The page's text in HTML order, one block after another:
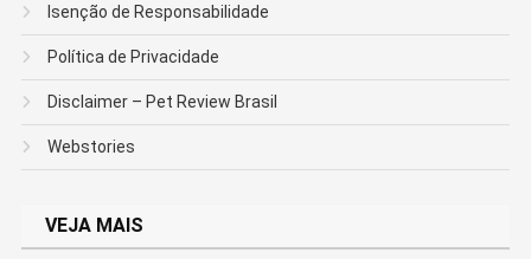
Isenção de Responsabilidade
Política de Privacidade
Disclaimer – Pet Review Brasil
Webstories
VEJA MAIS